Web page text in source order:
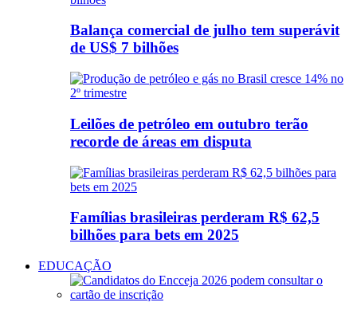
Balança comercial de julho tem superávit
de US$ 7 bilhões
Leilões de petróleo em outubro terão
recorde de áreas em disputa
Famílias brasileiras perderam R$ 62,5
bilhões para bets em 2025
EDUCAÇÃO